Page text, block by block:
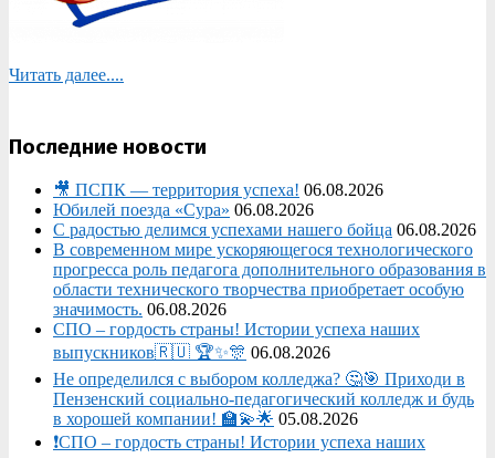
Читать далее....
Последние новости
🎥 ПСПК — территория успеха! 06.08.2026
Юбилей поезда «Сура» 06.08.2026
С радостью делимся успехами нашего бойца 06.08.2026
В современном мире ускоряющегося технологического
прогресса роль педагога дополнительного образования в
области технического творчества приобретает особую
значимость. 06.08.2026
СПО – гордость страны! Истории успеха наших
выпускников🇷🇺 🏆✨🎊 06.08.2026
Не определился с выбором колледжа? 🤔🎯 Приходи в
Пензенский социально-педагогический колледж и будь
в хорошей компании! 🏫💫🌟 05.08.2026
❗СПО – гордость страны! Истории успеха наших